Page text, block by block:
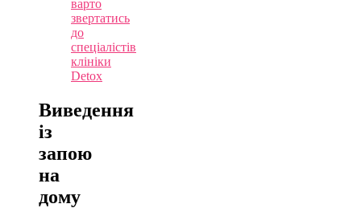
варто
звертатись
до
спеціалістів
клініки
Detox
Виведення
із
запою
на
дому